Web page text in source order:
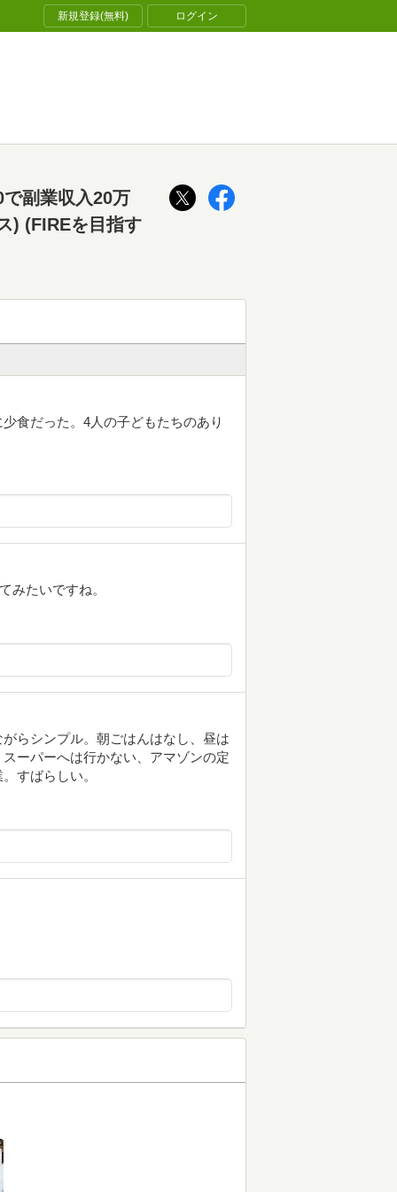
新規登録(無料) ログイン
副業収入20万
) (FIREを目指す
食だった。4人の子どもたちのあり
みたいですね。
らシンプル。朝ごはんはなし、昼は
ーパーへは行かない、アマゾンの定
すばらしい。